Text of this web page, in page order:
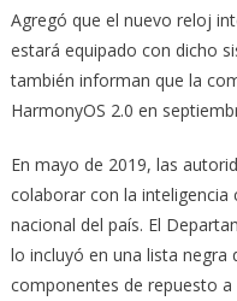
Agregó que el nuevo reloj
estará equipado con dicho
también informan que la
HarmonyOS 2.0 en
En mayo de 2019, las
colaborar con la inteligencia
nacional del país. El
lo incluyó en una lista negra
componentes de repuesto